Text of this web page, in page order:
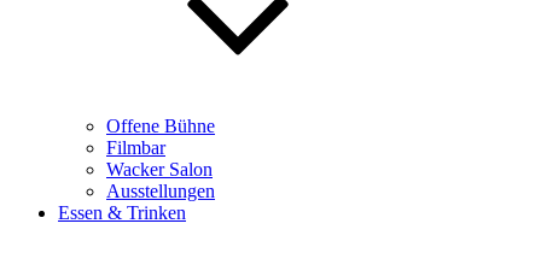
Offene Bühne
Filmbar
Wacker Salon
Ausstellungen
Essen & Trinken